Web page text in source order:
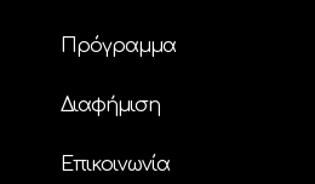
Πρόγραμμα
Διαφήμιση
Επικοινωνία